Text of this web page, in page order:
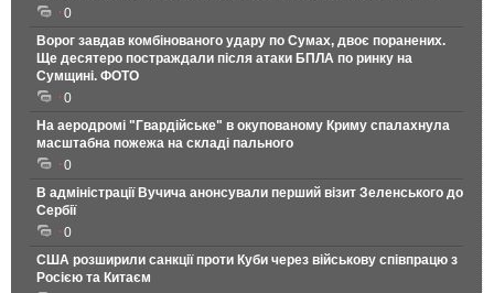
0
Ворог завдав комбінованого удару по Сумах, двоє поранених.
Ще десятеро постраждали після атаки БПЛА по ринку на
Сумщині. ФОТО
0
На аеродромі "Гвардійське" в окупованому Криму спалахнула
масштабна пожежа на складі пального
0
В адміністрації Вучича анонсували перший візит Зеленського до
Сербії
0
США розширили санкції проти Куби через військову співпрацю з
Росією та Китаєм